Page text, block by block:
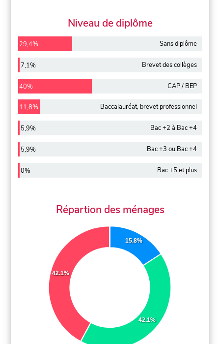
Niveau de diplôme
29,4% Sans diplôme
7,1% Brevet des collèges
40% CAP / BEP
11,8% Baccalauréat, brevet professionnel
5,9% Bac +2 à Bac +4
5,9% Bac +3 ou Bac +4
0% Bac +5 et plus
Répartion des ménages
15.8%
42.1%
42.1%